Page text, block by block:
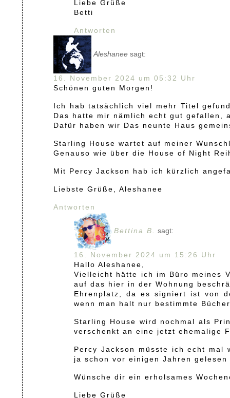
Liebe Grüße
Betti
Antworten
Aleshanee sagt:
16. November 2024 um 05:32 Uhr
Schönen guten Morgen!
Ich hab tatsächlich viel mehr Titel
Das hatte mir nämlich echt gut gefallen,
Dafür haben wir Das neunte Haus
Starling House wartet auf meiner
Genauso wie über die House of Night
Mit Percy Jackson hab ich kürzlich
Liebste Grüße, Aleshanee
Antworten
Bettina B. sagt:
16. November 2024 um 15:26 Uhr
Hallo Aleshanee,
Vielleicht hätte ich im Büro meines
auf das hier in der Wohnung
Ehrenplatz, da es signiert ist von
wenn man halt nur bestimmte
Starling House wird nochmal als
verschenkt an eine jetzt ehemalige
Percy Jackson müsste ich echt mal
ja schon vor einigen Jahren
Wünsche dir ein erholsames
Liebe Grüße